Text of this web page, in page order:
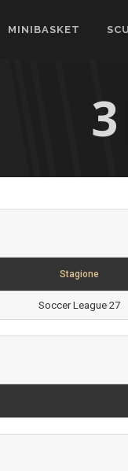
MINIBASKET
3
Stagione
Soccer League 27